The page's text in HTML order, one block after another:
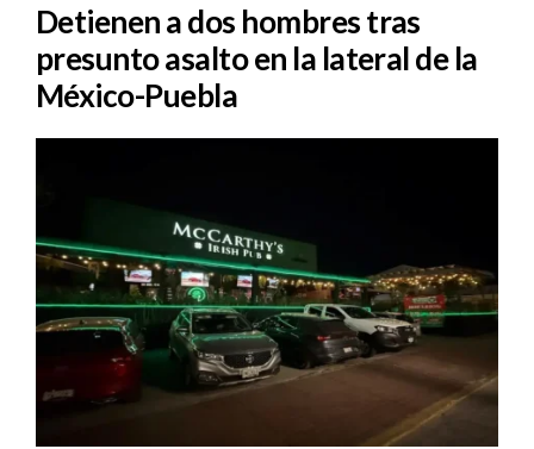
Detienen a dos hombres tras
presunto asalto en la lateral de la
México-Puebla